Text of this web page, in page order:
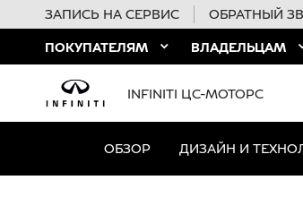
ЗАПИСЬ НА СЕРВИС ОБРАТНЫЙ
ПОКУПАТЕЛЯМ ВЛАДЕЛЬЦАМ
INFINITI ЦС-МОТОРС
ОБЗОР ДИЗАЙН И